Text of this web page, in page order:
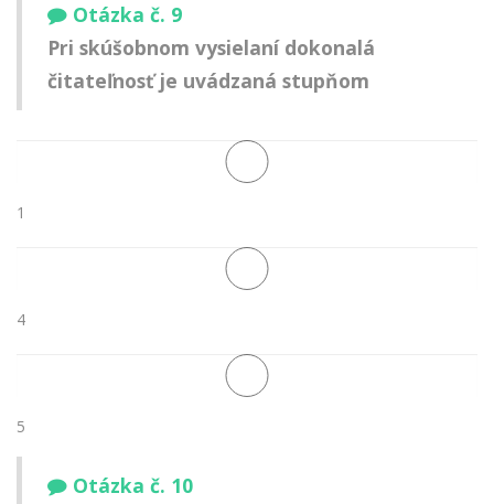
Otázka č. 9
Pri skúšobnom vysielaní dokonalá
čitateľnosť je uvádzaná stupňom
1
4
5
Otázka č. 10